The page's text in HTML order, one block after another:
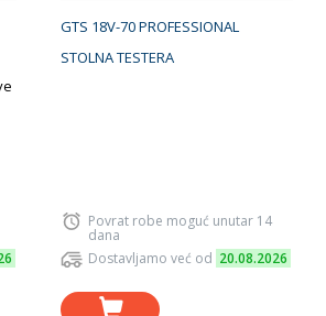
GTS 18V-70 PROFESSIONAL
STOLNA TESTERA
Povrat robe moguć unutar 14
dana
Dostavljamo već od 20.08.2026